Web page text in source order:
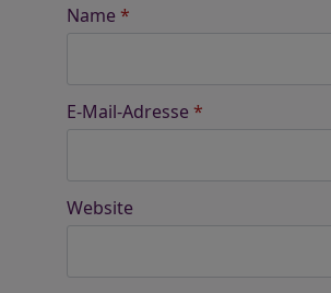
Name *
E-Mail-Adresse *
Website